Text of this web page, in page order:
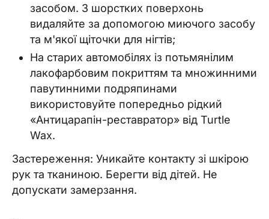
засобом. З шорстких поверхонь
видаляйте за допомогою миючого засобу
та м'якої щіточки для нігтів;
На старих автомобілях із потьмянілим
лакофарбовим покриттям та множинними
павутинними подряпинами
використовуйте попередньо рідкий
«Антицарапін-реставратор» від Turtle
Wax.
Застереження: Уникайте контакту зі шкірою
рук та тканиною. Берегти від дітей. Не
допускати замерзання.